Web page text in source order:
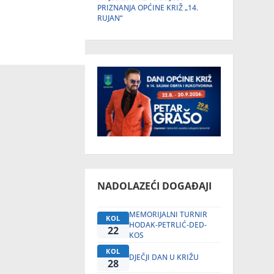
PRIZNANJA OPĆINE KRIŽ „14.
RUJAN“
NADOLAZEĆI DOGAĐAJI
KOL
22
MEMORIJALNI TURNIR
HODAK-PETRLIĆ-DED-
KOS
KOL
28 DJEČJI DAN U KRIŽU